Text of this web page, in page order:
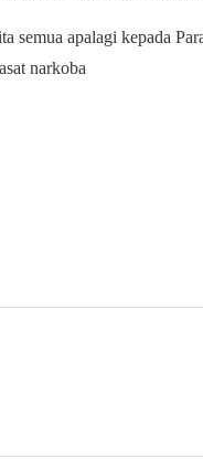
semua apalagi kepada
narkoba